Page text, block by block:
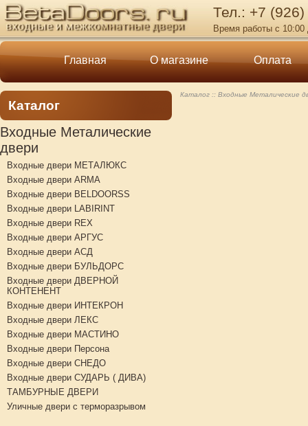
Тел.: +7
Время работы с 10:00
Главная О магазине Оплата
Каталог
Входные Металические
двери
Входные двери МЕТАЛЮКС
Входные двери ARMA
Входные двери BELDOORSS
Входные двери LABIRINT
Входные двери REX
Входные двери АРГУС
Входные двери АСД
Входные двери БУЛЬДОРС
Входные двери ДВЕРНОЙ
КОНТЕНЕНТ
Входные двери ИНТЕКРОН
Входные двери ЛЕКС
Входные двери МАСТИНО
Входные двери Персона
Входные двери СНЕДО
Входные двери СУДАРЬ ( ДИВА)
ТАМБУРНЫЕ ДВЕРИ
Уличные двери с терморазрывом
Каталог Входные Металические